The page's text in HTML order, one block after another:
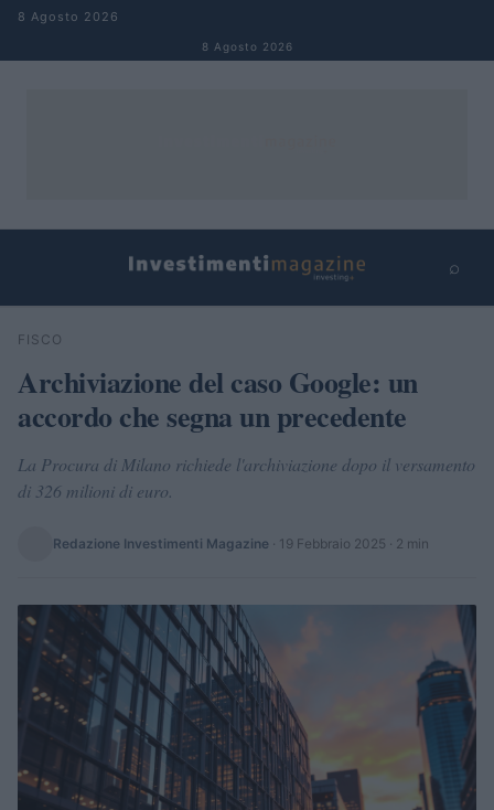
Salta al contenuto
8 Agosto 2026
8 Agosto 2026
⌕
Cerca
FISCO
Archiviazione del caso Google: un
accordo che segna un precedente
La Procura di Milano richiede l'archiviazione dopo il versamento
di 326 milioni di euro.
Redazione Investimenti Magazine · 19 Febbraio 2025 · 2 min